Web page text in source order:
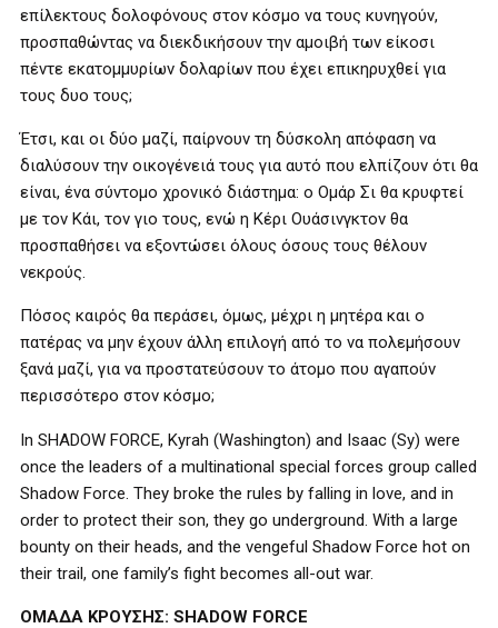
επίλεκτους δολοφόνους στον κόσμο να τους κυνηγούν,
προσπαθώντας να διεκδικήσουν την αμοιβή των είκοσι
πέντε εκατομμυρίων δολαρίων που έχει επικηρυχθεί για
τους δυο τους;
Έτσι, και οι δύο μαζί, παίρνουν τη δύσκολη απόφαση να
διαλύσουν την οικογένειά τους για αυτό που ελπίζουν ότι θα
είναι, ένα σύντομο χρονικό διάστημα: ο Ομάρ Σι θα κρυφτεί
με τον Κάι, τον γιο τους, ενώ η Κέρι Ουάσινγκτον θα
προσπαθήσει να εξοντώσει όλους όσους τους θέλουν
νεκρούς.
Πόσος καιρός θα περάσει, όμως, μέχρι η μητέρα και ο
πατέρας να μην έχουν άλλη επιλογή από το να πολεμήσουν
ξανά μαζί, για να προστατεύσουν το άτομο που αγαπούν
περισσότερο στον κόσμο;
In SHADOW FORCE, Kyrah (Washington) and Isaac (Sy) were
once the leaders of a multinational special forces group called
Shadow Force. They broke the rules by falling in love, and in
order to protect their son, they go underground. With a large
bounty on their heads, and the vengeful Shadow Force hot on
their trail, one family’s fight becomes all-out war.
ΟΜΑΔΑ ΚΡΟΥΣΗΣ: SHADOW FORCE